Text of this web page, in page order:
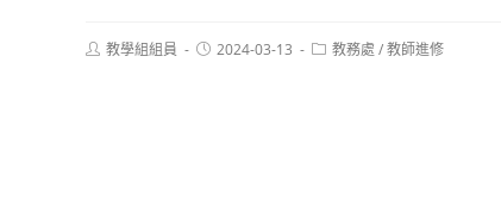
Post教學組組員
Post2024-03-13
Post教務處 /教師進修